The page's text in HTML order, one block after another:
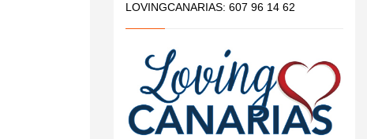
LOVINGCANARIAS: 607 96 14 62